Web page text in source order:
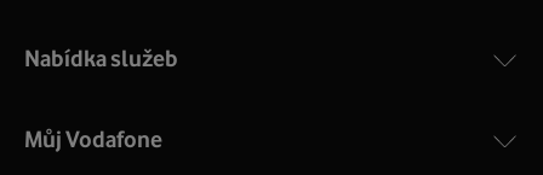
Nabídka služeb
Můj Vodafone